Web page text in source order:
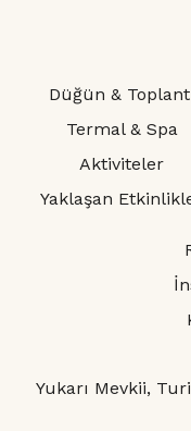
Düğün &
Termal & Spa
Aktiviteler
Yaklaşan
Yukarı Mevkii,